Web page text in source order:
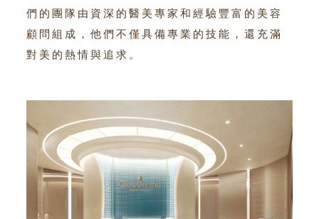
們的團隊由資深的醫美專家和經驗豐富的美容
顧問組成，他們不僅具備專業的技能，還充滿
對美的熱情與追求。